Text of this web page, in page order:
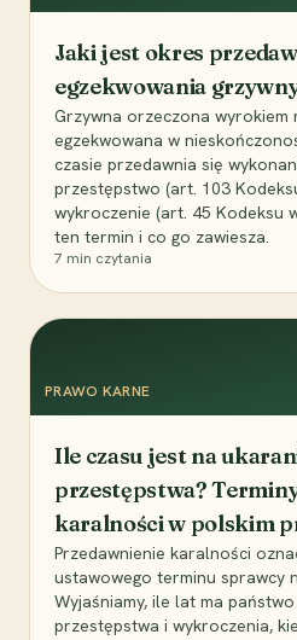
Jaki jest okres
egzekwowania
Grzywna orzeczona wyrokiem
egzekwowana w
czasie przedawnia się
przestępstwo (art. 103
wykroczenie (art. 45 Kodeksu
ten termin i co go zawiesza.
7 min czytania
PRAWO KARNE
Ile czasu jest na
przestępstwa?
karalności w polskim
Przedawnienie karalności
ustawowego terminu sprawcy
Wyjaśniamy, ile lat ma
przestępstwa i wykroczenia,